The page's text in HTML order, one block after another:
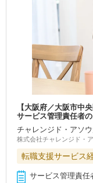
【大阪府／大阪市中
サービス管理責任者の
チャレンジド・アソ
株式会社チャレンジド・
転職支援サービス
サービス管理責任